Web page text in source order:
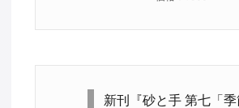
新刊『砂と手 第七「季